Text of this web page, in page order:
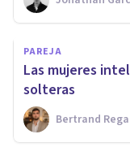
PAREJA
​Las mujeres
solteras
Bertrand